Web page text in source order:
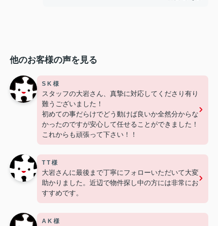
他のお客様の声を見る
S K 様
スタッフの大岩さん、真摯に対応してくださり有り
難うございました！
初めての事だらけでどう動けば良いか全然分からな
かったのですが安心して任せることができました！
これからも頑張って下さい！！
T T 様
大岩さんに最後まで丁寧にフォローいただいて大変
助かりました。近辺で物件探し中の方には非常にお
すすめです。
A K 様